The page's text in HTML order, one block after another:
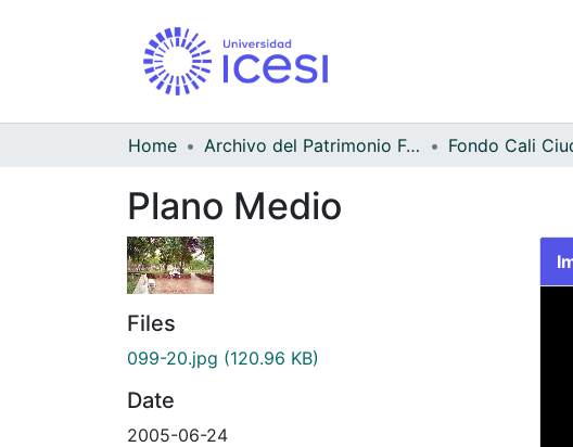
Home Archivo del Patrimonio Fotográfico y Fílmico del Valle del Cauca Fondo Cali
Plano Medio
Files
099-20.jpg (120.96 KB)
Date
2005-06-24